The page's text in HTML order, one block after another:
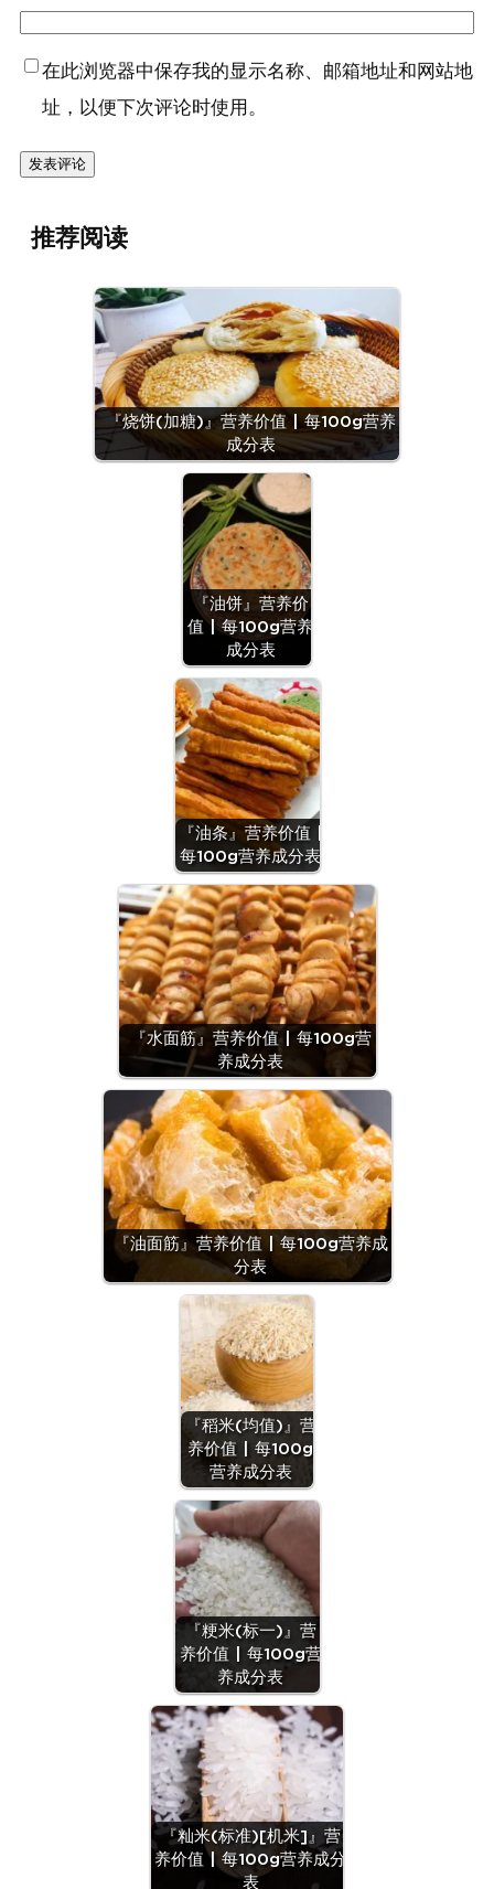
在此浏览器中保存我的显示名称、邮箱地址和网站地
址，以便下次评论时使用。
推荐阅读
『烧饼(加糖)』营养价值 | 每100g营养
成分表
『油饼』营养价
值 | 每100g营养
成分表
『油条』营养价值 |
每100g营养成分表
『水面筋』营养价值 | 每100g营
养成分表
『油面筋』营养价值 | 每100g营养成
分表
『稻米(均值)』营
养价值 | 每100g
营养成分表
『粳米(标一)』营
养价值 | 每100g营
养成分表
『籼米(标准)[机米]』营
养价值 | 每100g营养成分
表